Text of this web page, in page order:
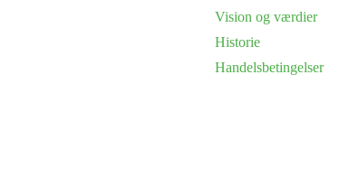
Vision og værdier
Historie
Handelsbetingelser